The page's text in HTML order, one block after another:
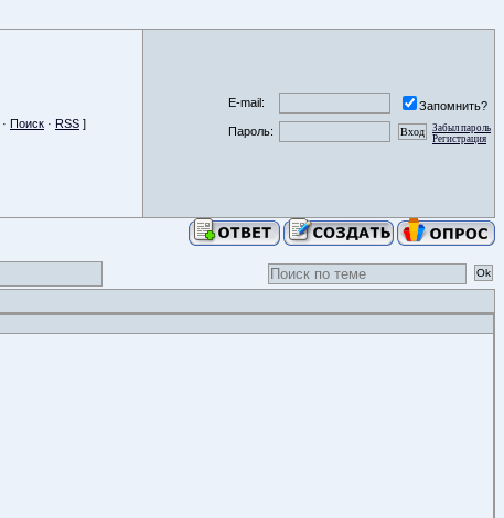
· Поиск · RSS ]
E-mail:
Запомнить?
Пароль:
Забыл пароль
Регистрация